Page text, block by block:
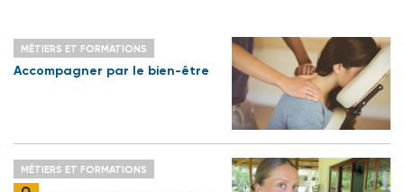
MÉTIERS ET FORMATIONS
Accompagner par le bien-être
MÉTIERS ET FORMATIONS